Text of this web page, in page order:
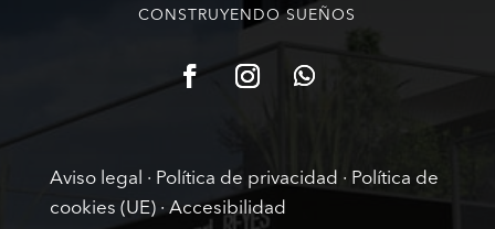
CONSTRUYENDO SUEÑOS
Aviso legal · Política de privacidad · Política de
cookies (UE)· Accesibilidad